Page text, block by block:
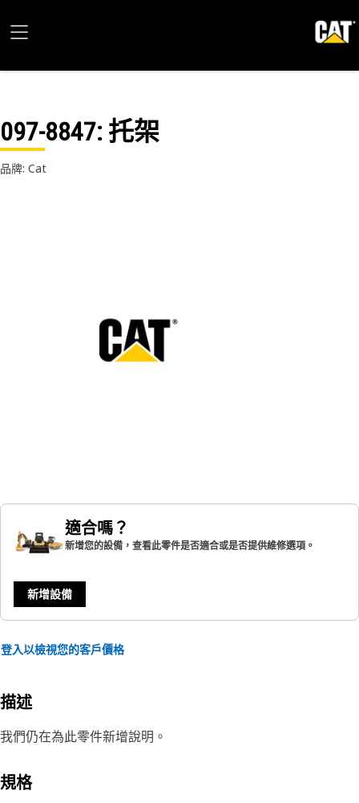
097-8847: 托架
品牌: Cat
適合嗎？
新增您的設備，查看此零件是否適合或是否提供維修選項。
新增設備
登入以檢視您的客戶價格
描述
我們仍在為此零件新增說明。
規格